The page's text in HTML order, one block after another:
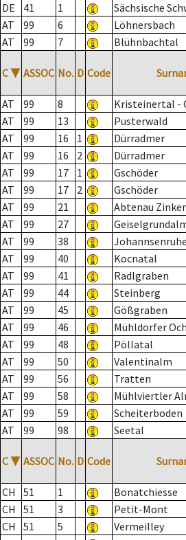
DE
41 1 Sächsische
AT
99 6 Löhnersbach
AT
99 7 Blühnbachtal
C ▼ ASSOC No. D Code
AT 99 8 Kristeinertal -
AT
99 13 Pusterwald
AT
99 16 1 Dürradmer
AT
99 16 2 Dürradmer
AT
99 17 1 Gschöder
AT
99 17 2 Gschöder
AT
99 21 Abtenau
AT
99 27
AT
99 38 Johannsenruhe
AT
99 40 Kocnatal
AT
99 41 Radlgraben
AT
99 44 Steinberg
AT
99 45 Gößgraben
AT
99 46 Mühldorfer
AT
99 48 Pöllatal
AT
99 50 Valentinalm
AT
99 56 Tratten
AT
99 58 Mühlviertler
AT
99 59 Scheiterboden
AT
99 98 Seetal
C ▼ ASSOC No. D Code
CH 51 1 Bonatchiesse
CH
51 3 Petit-Mont
CH
51 5 Vermeilley